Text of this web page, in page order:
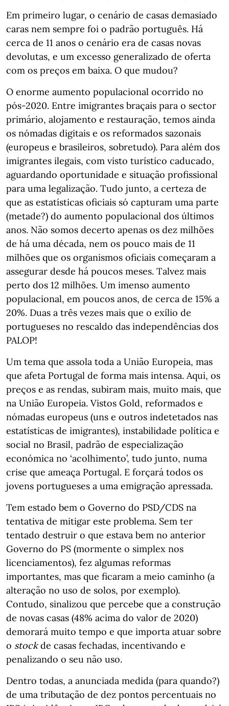
Em primeiro lugar, o cenário de casas demasiado
caras nem sempre foi o padrão português. Há
cerca de 11 anos o cenário era de casas novas
devolutas, e um excesso generalizado de oferta
com os preços em baixa. O que mudou?
O enorme aumento populacional ocorrido no
pós-2020. Entre imigrantes braçais para o sector
primário, alojamento e restauração, temos ainda
os nómadas digitais e os reformados sazonais
(europeus e brasileiros, sobretudo). Para além dos
imigrantes ilegais, com visto turístico caducado,
aguardando oportunidade e situação profissional
para uma legalização. Tudo junto, a certeza de
que as estatísticas oficiais só capturam uma parte
(metade?) do aumento populacional dos últimos
anos. Não somos decerto apenas os dez milhões
de há uma década, nem os pouco mais de 11
milhões que os organismos oficiais começaram a
assegurar desde há poucos meses. Talvez mais
perto dos 12 milhões. Um imenso aumento
populacional, em poucos anos, de cerca de 15% a
20%. Duas a três vezes mais que o exílio de
portugueses no rescaldo das independências dos
PALOP!
Um tema que assola toda a União Europeia, mas
que afeta Portugal de forma mais intensa. Aqui, os
preços e as rendas, subiram mais, muito mais, que
na União Europeia. Vistos Gold, reformados e
nómadas europeus (uns e outros indetetados nas
estatísticas de imigrantes), instabilidade política e
social no Brasil, padrão de especialização
económica no ‘acolhimento’, tudo junto, numa
crise que ameaça Portugal. E forçará todos os
jovens portugueses a uma emigração apressada.
Tem estado bem o Governo do PSD/CDS na
tentativa de mitigar este problema. Sem ter
tentado destruir o que estava bem no anterior
Governo do PS (mormente o simplex nos
licenciamentos), fez algumas reformas
importantes, mas que ficaram a meio caminho (a
alteração no uso de solos, por exemplo).
Contudo, sinalizou que percebe que a construção
de novas casas (48% acima do valor de 2020)
demorará muito tempo e que importa atuar sobre
o stockde casas fechadas, incentivando e
penalizando o seu não uso.
Dentro todas, a anunciada medida (para quando?)
de uma tributação de dez pontos percentuais no